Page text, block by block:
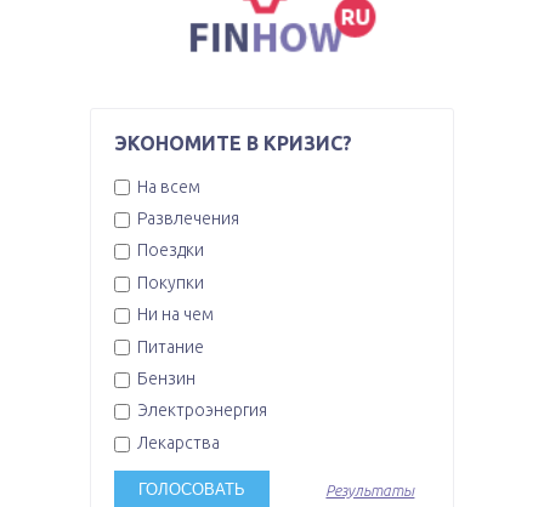
ЭКОНОМИТЕ В КРИЗИС?
На всем
Развлечения
Поездки
Покупки
Ни на чем
Питание
Бензин
Электроэнергия
Лекарства
Результаты